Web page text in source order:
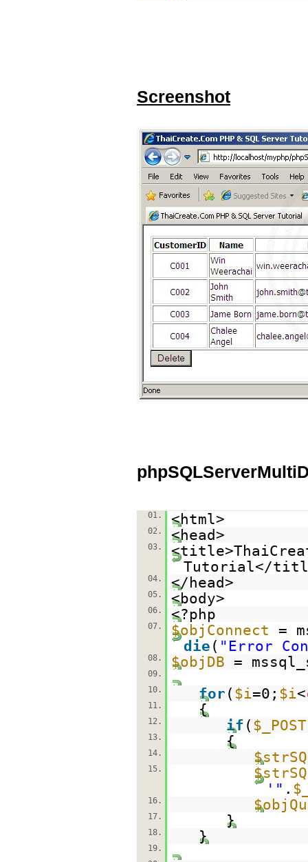
Screenshot
01. <html>
02. <head>
03.
Tutorial</
04. </head>
05. <body>
06. <?php
07. $objConnect =
die ( "Error
08. $objDB =
09.
10.
for ( $i=0; $i<
11. {
12. if ( $_POST
13. {
14.
15.
'" .
16.
17. }
18. }
19.